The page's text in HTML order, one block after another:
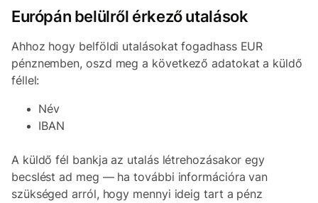
Európán belülről érkező utalások
Ahhoz hogy belföldi utalásokat fogadhass EUR
pénznemben, oszd meg a következő adatokat a küldő
féllel:
Név
IBAN
A küldő fél bankja az utalás létrehozásakor egy
becslést ad meg — ha további információra van
szükséged arról, hogy mennyi ideig tart a pénz